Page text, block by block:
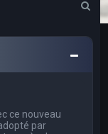
c
ce nouveau
par